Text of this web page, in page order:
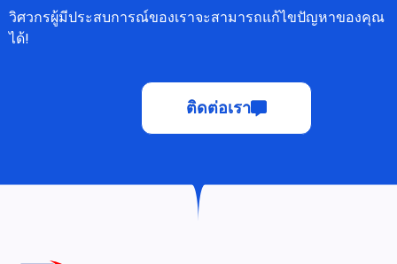
วิศวกรผู้มีประสบการณ์ของเราจะสามารถแก้ไขปัญหาของคุณ
ได้!
ติดต่อเรา